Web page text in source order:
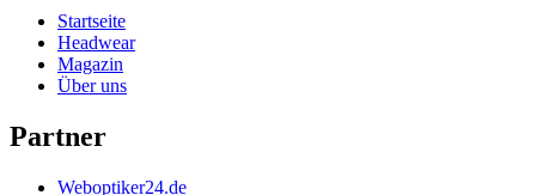
Startseite
Headwear
Magazin
Über uns
Partner
Weboptiker24.de